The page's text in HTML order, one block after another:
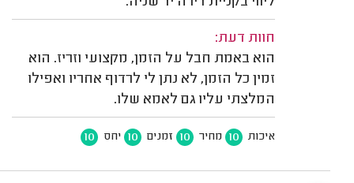
חוות דעת:
הוא באמת חבל על הזמן, מקצועי וזריז. הוא
זמין כל הזמן, לא נתן לי לרדוף אחריו ואפילו
המלצתי עליו גם לאמא שלו.
איכות 10 מחיר 10 זמנים 10 יחס 10